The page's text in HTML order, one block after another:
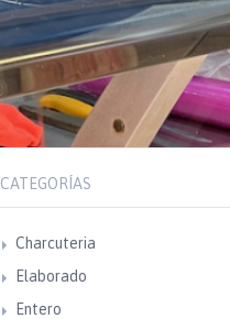
CATEGORÍAS
Charcuteria
Elaborado
Entero